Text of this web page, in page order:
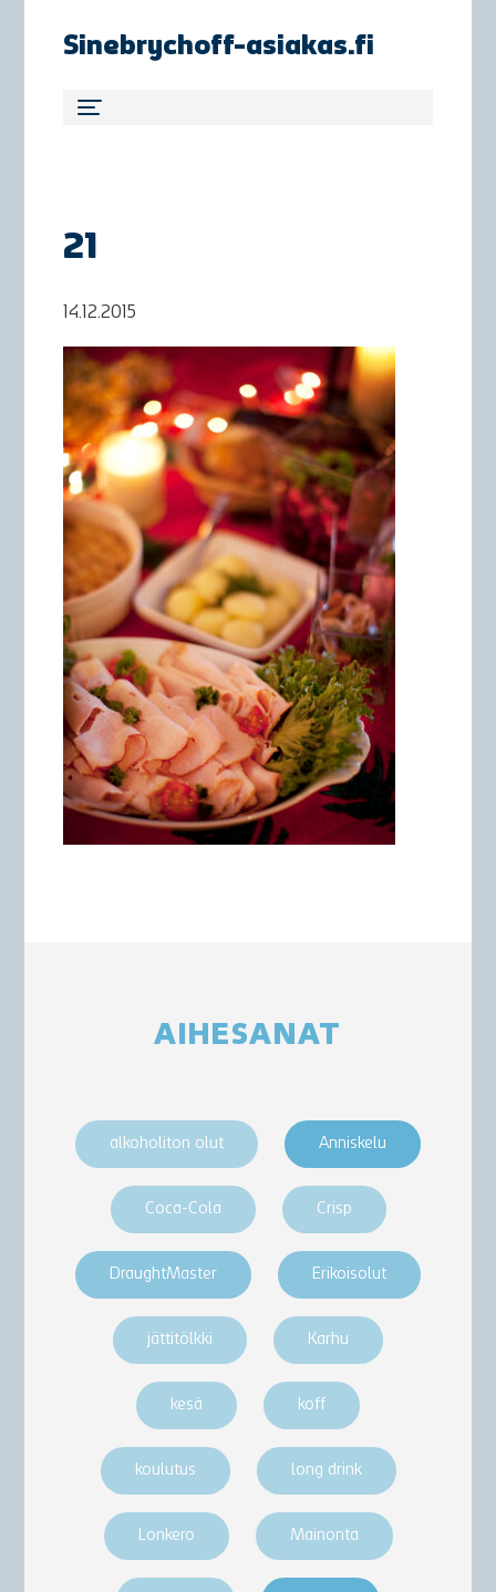
Sinebrychoff-asiakas.fi
21
14.12.2015
AIHESANAT
alkoholiton olut Anniskelu
Coca-Cola Crisp
DraughtMaster Erikoisolut
jättitölkki Karhu
kesä koff
koulutus long drink
Lonkero Mainonta